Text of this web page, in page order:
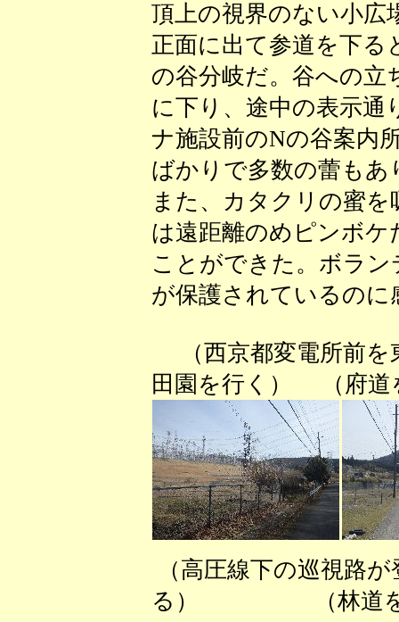
頂上の視界のない小広
正面に出て参道を下る
の谷分岐だ。谷への立
に下り、途中の表示通
ナ施設前のNの谷案内
ばかりで多数の蕾も
また、カタクリの蜜
は遠距離のめピンボ
ことができた。ボラ
が保護されているのに
（西京都変電所前
田園を行く） （府道
（高圧線下の巡視
る） （林道を無